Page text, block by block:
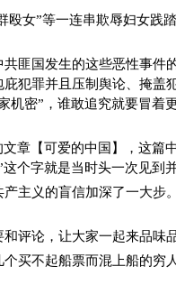
女”等一连串欺辱妇女践踏
匪国发生的这些恶性事件
犯罪并且压制舆论、掩盖
机密”，谁敢追究就要冒着
章【可爱的中国】，这篇
个字就是当时头一次见到
主义的盲信加深了一大步
评论，让大家一起来品味品
买不起船票而混上船的穷